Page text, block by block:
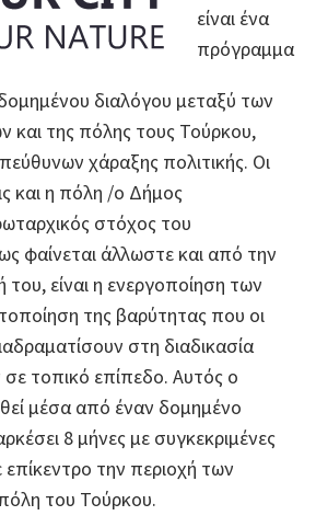
είναι ένα
πρόγραμμα
διαλόγου μεταξύ των
και της πόλης τους Τούρκου,
χάραξης πολιτικής. Οι
και η πόλη /ο Δήμος
στόχος του
φαίνεται άλλωστε και από την
είναι η ενεργοποίηση των
της βαρύτητας που οι
στη διαδικασία
τοπικό επίπεδο. Αυτός ο
μέσα από έναν δομημένο
8 μήνες με συγκεκριμένες
την περιοχή των
του Τούρκου.